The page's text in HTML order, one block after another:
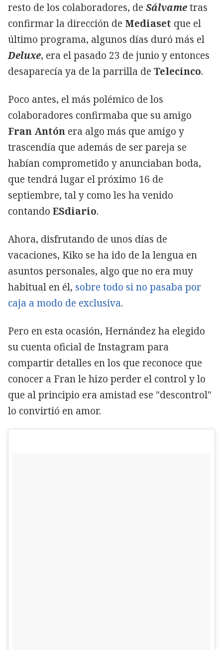
resto de los colaboradores, de Sálvametras
confirmar la dirección de Mediaset que el
último programa, algunos días duró más el
Deluxe, era el pasado 23 de junio y entonces
desaparecía ya de la parrilla de Telecinco.
Poco antes, el más polémico de los
colaboradores confirmaba que su amigo
Fran Antón era algo más que amigo y
trascendía que además de ser pareja se
habían comprometido y anunciaban boda,
que tendrá lugar el próximo 16 de
septiembre, tal y como les ha venido
contando ESdiario.
Ahora, disfrutando de unos días de
vacaciones, Kiko se ha ido de la lengua en
asuntos personales, algo que no era muy
habitual en él, sobre todo si no pasaba por
caja a modo de exclusiva.
Pero en esta ocasión, Hernández ha elegido
su cuenta oficial de Instagram para
compartir detalles en los que reconoce que
conocer a Fran le hizo perder el control y lo
que al principio era amistad ese "descontrol"
lo convirtió en amor.